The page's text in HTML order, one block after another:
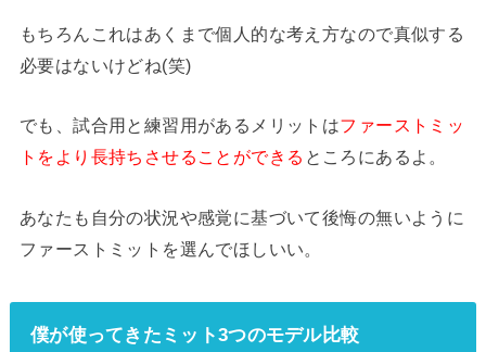
もちろんこれはあくまで個人的な考え方なので真似する
必要はないけどね(笑)
でも、試合用と練習用があるメリットはファーストミッ
トをより長持ちさせることができる ところにあるよ。
あなたも自分の状況や感覚に基づいて後悔の無いように
ファーストミットを選んでほしいい。
僕が使ってきたミット3つのモデル比較